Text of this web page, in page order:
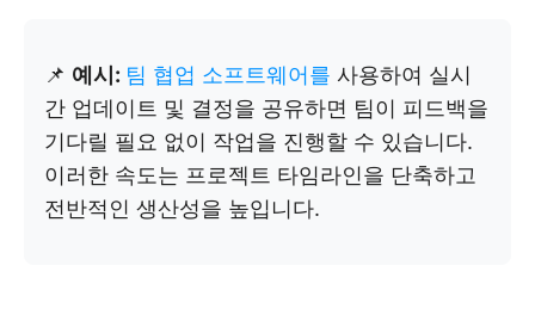
📌 예시: 팀 협업 소프트웨어를 사용하여 실시
간 업데이트 및 결정을 공유하면 팀이 피드백을
기다릴 필요 없이 작업을 진행할 수 있습니다.
이러한 속도는 프로젝트 타임라인을 단축하고
전반적인 생산성을 높입니다.